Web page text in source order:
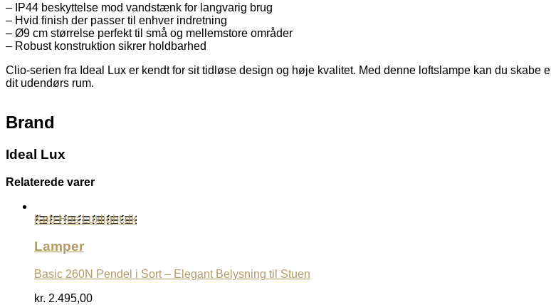
– IP44 beskyttelse mod vandstænk for langvarig brug
– Hvid finish der passer til enhver indretning
– Ø9 cm størrelse perfekt til små og mellemstore områder
– Robust konstruktion sikrer holdbarhed
Clio-serien fra Ideal Lux er kendt for sit tidløse design og høje kvalitet. Med denne loftslampe kan du
dit udendørs rum.
Brand
Ideal Lux
Relaterede varer
Køb Hos Luxlight.dk
Lamper
Basic 260N Pendel i Sort – Elegant Belysning til Stuen
kr. 2.495,00